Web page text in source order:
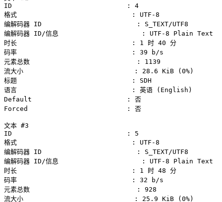
ID                             : 4
格式                             : UTF-8
编解码器 ID                        : S_TEXT/UTF8
编解码器 ID/信息                     : UTF-8 Plain Text
时长                             : 1 时 40 分
码率                             : 39 b/s
元素总数                           : 1139
流大小                            : 28.6 KiB (0%)
标题                             : SDH
语言                             : 英语 (English)
Default                        : 否
Forced                         : 否
文本 #3
ID                             : 5
格式                             : UTF-8
编解码器 ID                        : S_TEXT/UTF8
编解码器 ID/信息                     : UTF-8 Plain Text
时长                             : 1 时 48 分
码率                             : 32 b/s
元素总数                           : 928
流大小                            : 25.9 KiB (0%)